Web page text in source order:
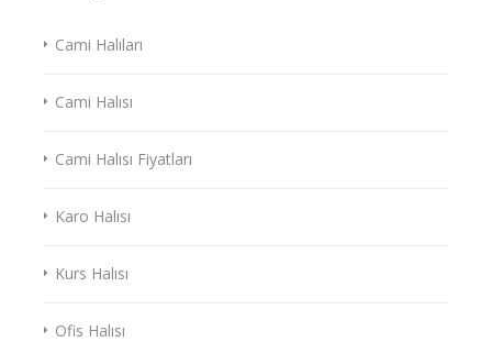
Cami Halıları
Cami Halısı
Cami Halısı Fiyatları
Karo Halısı
Kurs Halısı
Ofis Halısı